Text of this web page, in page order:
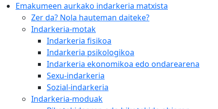
Emakumeen aurkako indarkeria matxista
Zer da? Nola hauteman daiteke?
Indarkeria-motak
Indarkeria fisikoa
Indarkeria psikologikoa
Indarkeria ekonomikoa edo ondarearena
Sexu-indarkeria
Sozial-indarkeria
Indarkeria-moduak